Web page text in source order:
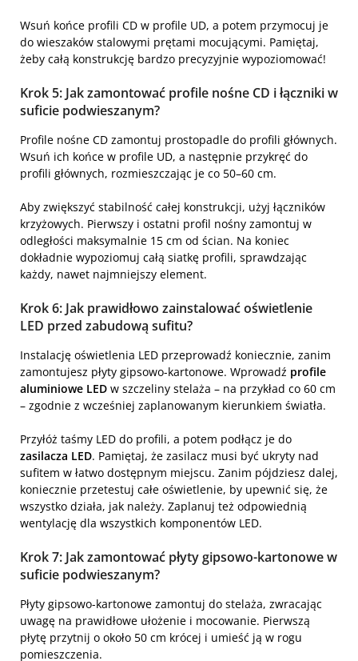
Wsuń końce profili CD w profile UD, a potem przymocuj je
do wieszaków stalowymi prętami mocującymi. Pamiętaj,
żeby całą konstrukcję bardzo precyzyjnie wypoziomować!
Krok 5: Jak zamontować profile nośne CD i łączniki w
suficie podwieszanym?
Profile nośne CD zamontuj prostopadle do profili głównych.
Wsuń ich końce w profile UD, a następnie przykręć do
profili głównych, rozmieszczając je co 50–60 cm.
Aby zwiększyć stabilność całej konstrukcji, użyj łączników
krzyżowych. Pierwszy i ostatni profil nośny zamontuj w
odległości maksymalnie 15 cm od ścian. Na koniec
dokładnie wypoziomuj całą siatkę profili, sprawdzając
każdy, nawet najmniejszy element.
Krok 6: Jak prawidłowo zainstalować oświetlenie
LED przed zabudową sufitu?
Instalację oświetlenia LED przeprowadź koniecznie, zanim
zamontujesz płyty gipsowo-kartonowe. Wprowadź profile
aluminiowe LED w szczeliny stelaża – na przykład co 60 cm
– zgodnie z wcześniej zaplanowanym kierunkiem światła.
Przyłóż taśmy LED do profili, a potem podłącz je do
zasilacza LED. Pamiętaj, że zasilacz musi być ukryty nad
sufitem w łatwo dostępnym miejscu. Zanim pójdziesz dalej,
koniecznie przetestuj całe oświetlenie, by upewnić się, że
wszystko działa, jak należy. Zaplanuj też odpowiednią
wentylację dla wszystkich komponentów LED.
Krok 7: Jak zamontować płyty gipsowo-kartonowe w
suficie podwieszanym?
Płyty gipsowo-kartonowe zamontuj do stelaża, zwracając
uwagę na prawidłowe ułożenie i mocowanie. Pierwszą
płytę przytnij o około 50 cm krócej i umieść ją w rogu
pomieszczenia.